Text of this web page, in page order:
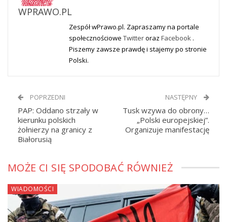
WPRAWO.PL
Zespół wPrawo.pl. Zapraszamy na portale
społecznościowe Twitteroraz Facebook .
Piszemy zawsze prawdę i stajemy po stronie
Polski.
POPRZEDNI
PAP: Oddano strzały w
kierunku polskich
żołnierzy na granicy z
Białorusią
NASTĘPNY
Tusk wzywa do obrony…
„Polski europejskiej”.
Organizuje manifestację
MOŻE CI SIĘ SPODOBAĆ RÓWNIEŻ
WIADOMOŚCI